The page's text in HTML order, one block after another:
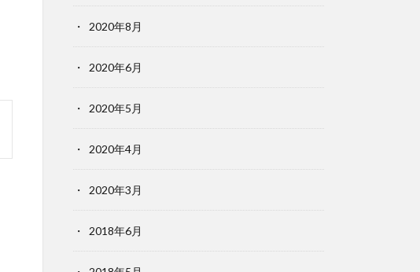
2020年8月
2020年6月
2020年5月
2020年4月
2020年3月
2018年6月